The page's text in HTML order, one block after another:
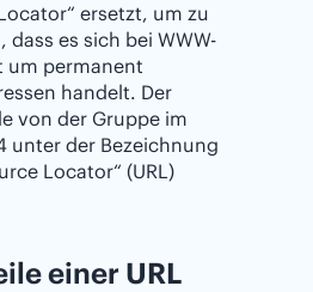
ersetzt, um zu
es sich bei WWW-
um permanent
handelt. Der
von der Gruppe im
unter der Bezeichnung
Locator“ (URL)
einer URL